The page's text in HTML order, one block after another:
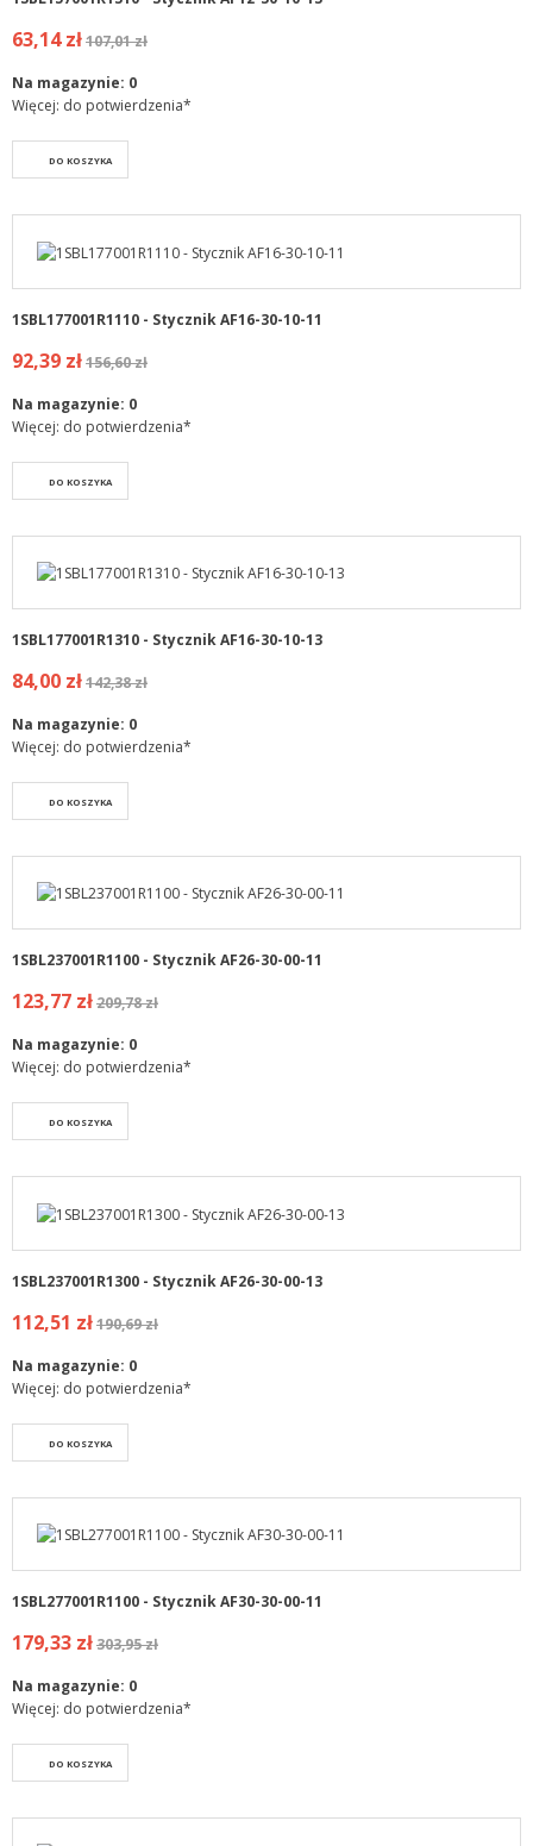
63,14 zł107,01 zł
Na magazynie: 0
Więcej: do potwierdzenia*
DO KOSZYKA
1SBL177001R1110 - Stycznik AF16-30-10-11
92,39 zł156,60 zł
Na magazynie: 0
Więcej: do potwierdzenia*
DO KOSZYKA
1SBL177001R1310 - Stycznik AF16-30-10-13
84,00 zł142,38 zł
Na magazynie: 0
Więcej: do potwierdzenia*
DO KOSZYKA
1SBL237001R1100 - Stycznik AF26-30-00-11
123,77 zł209,78 zł
Na magazynie: 0
Więcej: do potwierdzenia*
DO KOSZYKA
1SBL237001R1300 - Stycznik AF26-30-00-13
112,51 zł190,69 zł
Na magazynie: 0
Więcej: do potwierdzenia*
DO KOSZYKA
1SBL277001R1100 - Stycznik AF30-30-00-11
179,33 zł303,95 zł
Na magazynie: 0
Więcej: do potwierdzenia*
DO KOSZYKA